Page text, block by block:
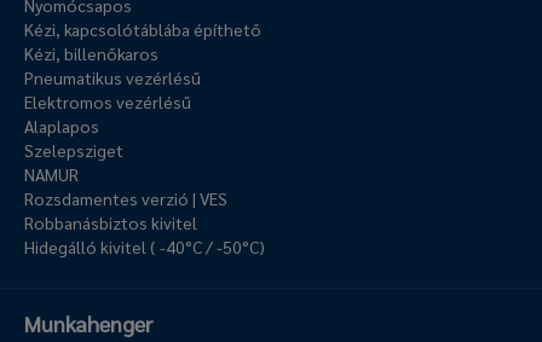
Nyomócsapos
Kézi, kapcsolótáblába építhető
Kézi, billenőkaros
Pneumatikus vezérlésű
Elektromos vezérlésű
Alaplapos
Szelepsziget
NAMUR
Rozsdamentes verzió | VES
Robbanásbiztos kivitel
Hidegálló kivitel ( -40°C / -50°C)
Munkahenger